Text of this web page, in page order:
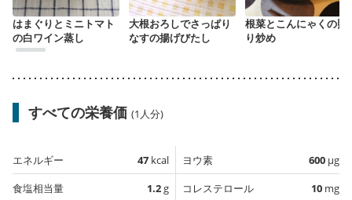
はまぐりとミニトマト
の白ワイン蒸し
大根おろしでさっぱり
なすの揚げびたし
根菜とこんにゃくの照
り炒め
すべての栄養価 (1人分)
エネルギー 47 kcal
食塩相当量
1.2g
ヨウ素 600 µg
コレステロール
10 mg